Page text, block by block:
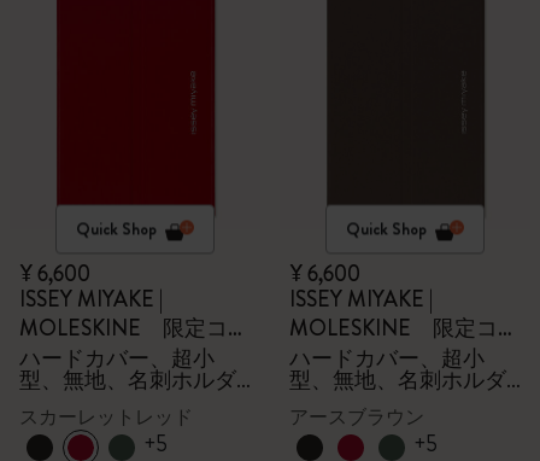
Quick Shop
¥ 6,600
ISSEY MIYAKE |
MOLESKINE 限定コレ
クション
ハードカバー、超小
型、無地、名刺ホルダ
ー - 箱付き
スカーレットレッド
+5
Quick Shop
¥ 6,600
ISSEY MIYAKE |
MOLESKINE 限定コレ
クション
ハードカバー、超小
型、無地、名刺ホルダ
ー - 箱付き
アースブラウン
+5